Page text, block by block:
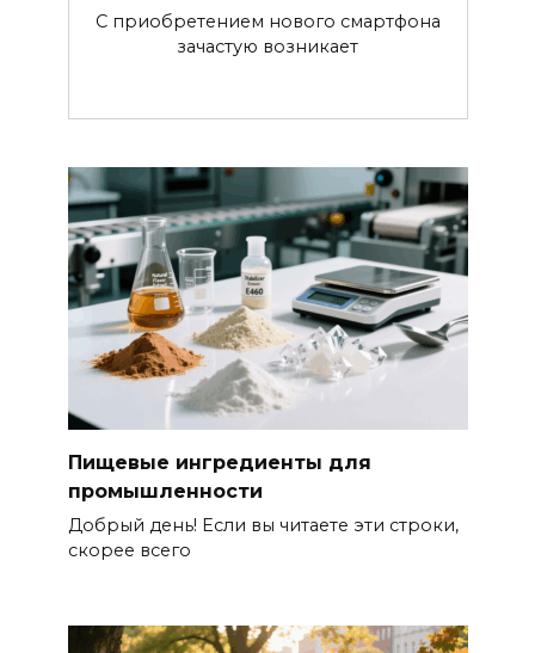
С приобретением нового смартфона
зачастую возникает
Пищевые ингредиенты для
промышленности
Добрый день! Если вы читаете эти строки,
скорее всего